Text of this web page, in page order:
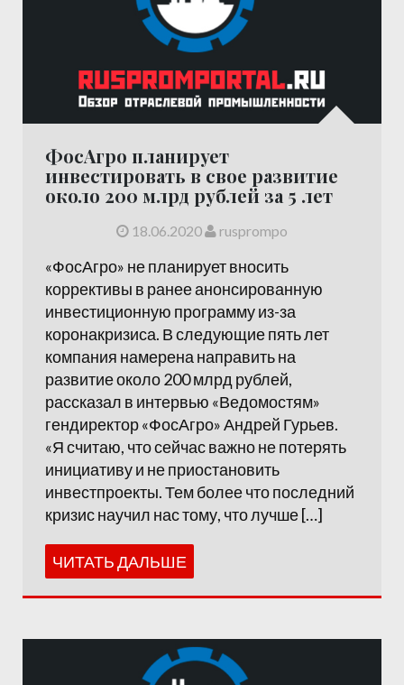
ФосАгро планирует
инвестировать в свое развитие
около 200 млрд рублей за 5 лет
18.06.2020 rusprompo
«ФосАгро» не планирует вносить
коррективы в ранее анонсированную
инвестиционную программу из-за
коронакризиса. В следующие пять лет
компания намерена направить на
развитие около 200 млрд рублей,
рассказал в интервью «Ведомостям»
гендиректор «ФосАгро» Андрей Гурьев.
«Я считаю, что сейчас важно не потерять
инициативу и не приостановить
инвестпроекты. Тем более что последний
кризис научил нас тому, что лучше […]
ЧИТАТЬ ДАЛЬШЕ